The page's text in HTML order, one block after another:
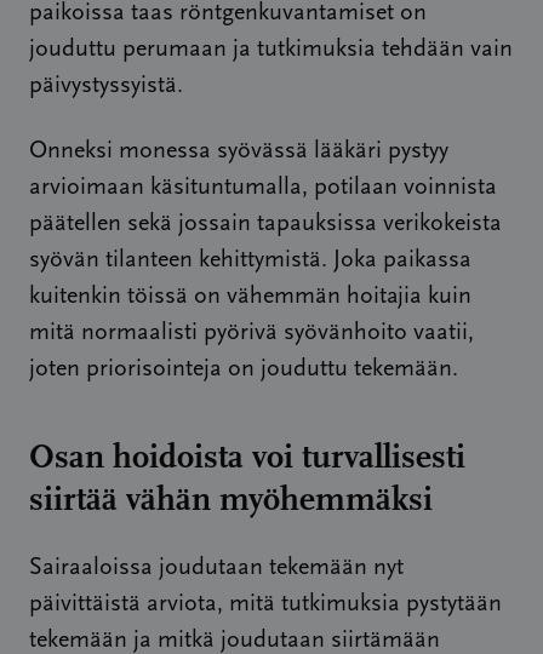
paikoissa taas röntgenkuvantamiset on
jouduttu perumaan ja tutkimuksia tehdään vain
päivystyssyistä.
Onneksi monessa syövässä lääkäri pystyy
arvioimaan käsituntumalla, potilaan voinnista
päätellen sekä jossain tapauksissa verikokeista
syövän tilanteen kehittymistä. Joka paikassa
kuitenkin töissä on vähemmän hoitajia kuin
mitä normaalisti pyörivä syövänhoito vaatii,
joten priorisointeja on jouduttu tekemään.
Osan hoidoista voi turvallisesti
siirtää vähän myöhemmäksi
Sairaaloissa joudutaan tekemään nyt
päivittäistä arviota, mitä tutkimuksia pystytään
tekemään ja mitkä joudutaan siirtämään